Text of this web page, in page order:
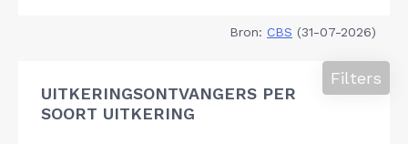
Bron: CBS (31-07-2026)
UITKERINGSONTVANGERS PER
SOORT UITKERING
Filters